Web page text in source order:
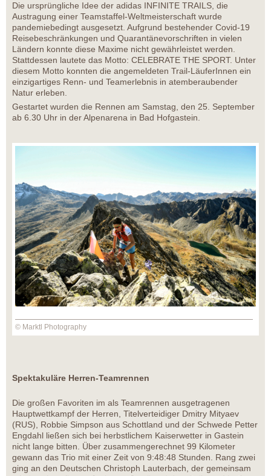
Die ursprüngliche Idee der adidas INFINITE TRAILS, die
Austragung einer Teamstaffel-Weltmeisterschaft wurde
pandemiebedingt ausgesetzt. Aufgrund bestehender Covid-19
Reisebeschränkungen und Quarantänevorschriften in vielen
Ländern konnte diese Maxime nicht gewährleistet werden.
Stattdessen lautete das Motto: CELEBRATE THE SPORT. Unter
diesem Motto konnten die angemeldeten Trail-LäuferInnen ein
einzigartiges Renn- und Teamerlebnis in atemberaubender
Natur erleben.
Gestartet wurden die Rennen am Samstag, den 25. September
ab 6.30 Uhr in der Alpenarena in Bad Hofgastein.
© Marktl Photography
Spektakuläre Herren-Teamrennen
Die großen Favoriten im als Teamrennen ausgetragenen
Hauptwettkampf der Herren, Titelverteidiger Dmitry Mityaev
(RUS), Robbie Simpson aus Schottland und der Schwede Petter
Engdahl ließen sich bei herbstlichem Kaiserwetter in Gastein
nicht lange bitten. Über zusammengerechnet 99 Kilometer
gewann das Trio mit einer Zeit von 9:48:48 Stunden. Rang zwei
ging an den Deutschen Christoph Lauterbach, der gemeinsam